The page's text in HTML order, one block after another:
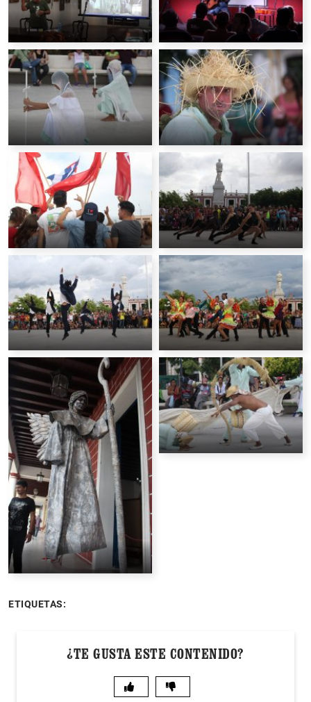
ETIQUETAS:
¿TE GUSTA ESTE CONTENIDO?